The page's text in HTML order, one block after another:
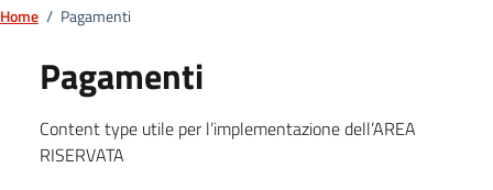
Home / Pagamenti
Pagamenti
Content type utile per l’implementazione dell’AREA
RISERVATA